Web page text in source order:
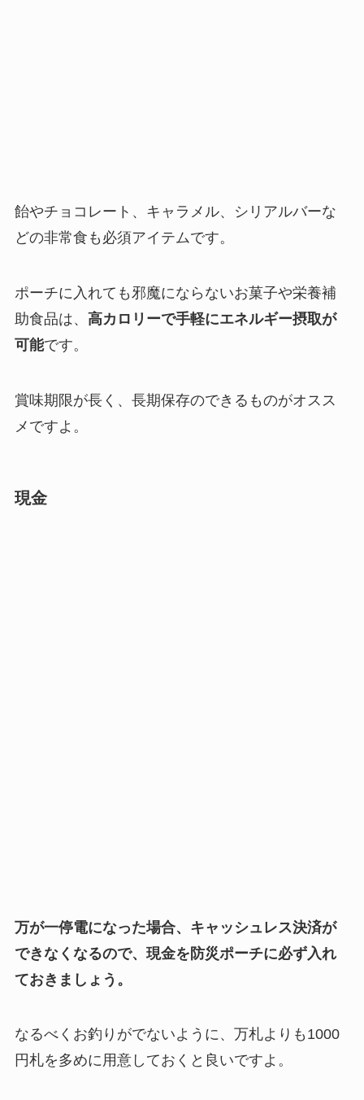
飴やチョコレート、キャラメル、シリアルバーな
どの非常食も必須アイテムです。
ポーチに入れても邪魔にならないお菓子や栄養補
助食品は、 高カロリーで手軽にエネルギー摂取が
可能です。
賞味期限が長く、長期保存のできるものがオスス
メですよ。
現金
万が一停電になった場合、キャッシュレス決済が
できなくなるので、現金を防災ポーチに必ず入れ
ておきましょう。
なるべくお釣りがでないように、万札よりも1000
円札を多めに用意しておくと良いですよ。